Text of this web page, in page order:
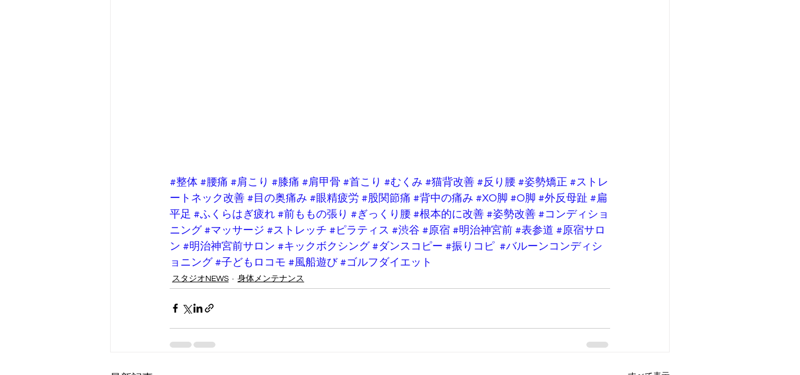
#整体 #腰痛 #肩こり #膝痛 #肩甲骨 #首こり #むくみ #猫背改善 #反り腰 #姿勢矯正 #ストレ
ートネック改善 #目の奥痛み #眼精疲労 #股関節痛 #背中の痛み #XO脚 #O脚 #外反母趾 #扁
平足 #ふくらはぎ疲れ #前ももの張り #ぎっくり腰 #根本的に改善 #姿勢改善 #コンディショ
ニング #マッサージ #ストレッチ #ピラティス #渋谷 #原宿 #明治神宮前 #表参道 #原宿サロ
ン #明治神宮前サロン #キックボクシング #ダンスコピー #振りコピ #バルーンコンディシ
ョニング #子どもロコモ #風船遊び #ゴルフダイエット
スタジオNEWS 身体メンテナンス